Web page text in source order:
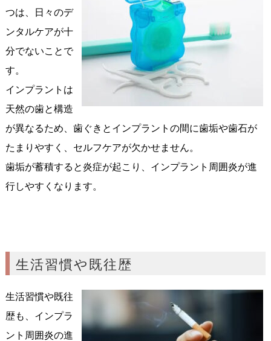
つは、日々のデ
ンタルケアが十
分でないことで
す。
インプラントは
天然の歯と構造
が異なるため、歯ぐきとインプラントの間に歯垢や歯石が
たまりやすく、セルフケアが欠かせません。
歯垢が蓄積すると炎症が起こり、インプラント周囲炎が進
行しやすくなります。
生活習慣や既往歴
生活習慣や既往
歴も、インプラ
ント周囲炎の進